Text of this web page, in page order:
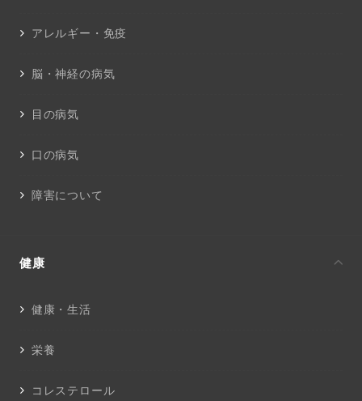
アレルギー・免疫
脳・神経の病気
目の病気
口の病気
障害について
健康
健康・生活
栄養
コレステロール